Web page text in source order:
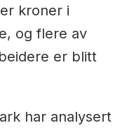
kroner i
og flere av
er blitt
har analysert